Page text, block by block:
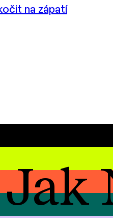
na zápatí
Jak